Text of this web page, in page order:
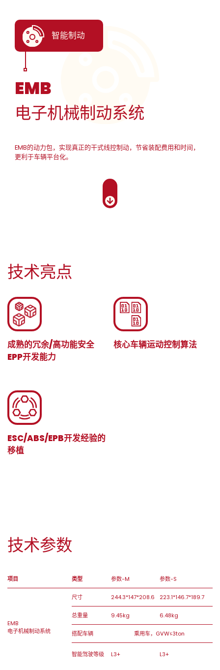
智能制动
EMB
电子机械制动系统
EMB的动力包，实现真正的干式线控制动，节省装配费用和时间，
更利于车辆平台化。
技术亮点
成熟的冗余/高功能安全
EPP开发能力
核心车辆运动控制算法
ESC/ABS/EPB开发经验的
移植
技术参数
项目 类型 参数-M 参数-S
EMB
电子机械制动系统
尺寸 244.3*147*208.6 223.1*146.7*189.7
总重量 9.45kg 6.48kg
搭配车辆 乘用车，GVW≤3ton
智能驾驶等级 L3+ L3+